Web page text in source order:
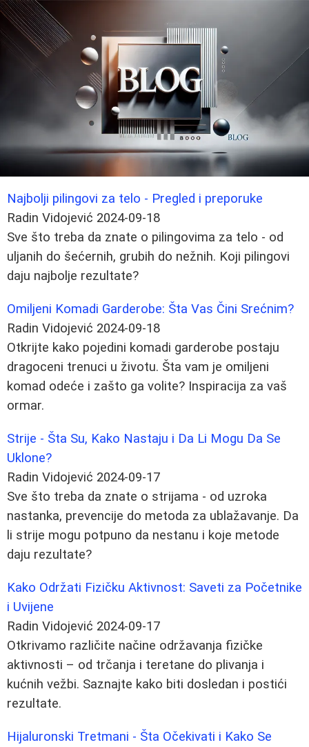
Najbolji pilingovi za telo - Pregled i preporuke
Radin Vidojević 2024-09-18
Sve što treba da znate o pilingovima za telo - od
uljanih do šećernih, grubih do nežnih. Koji pilingovi
daju najbolje rezultate?
Omiljeni Komadi Garderobe: Šta Vas Čini Srećnim?
Radin Vidojević 2024-09-18
Otkrijte kako pojedini komadi garderobe postaju
dragoceni trenuci u životu. Šta vam je omiljeni
komad odeće i zašto ga volite? Inspiracija za vaš
ormar.
Strije - Šta Su, Kako Nastaju i Da Li Mogu Da Se
Uklone?
Radin Vidojević 2024-09-17
Sve što treba da znate o strijama - od uzroka
nastanka, prevencije do metoda za ublažavanje. Da
li strije mogu potpuno da nestanu i koje metode
daju rezultate?
Kako Održati Fizičku Aktivnost: Saveti za Početnike
i Uvijene
Radin Vidojević 2024-09-17
Otkrivamo različite načine održavanja fizičke
aktivnosti – od trčanja i teretane do plivanja i
kućnih vežbi. Saznajte kako biti dosledan i postići
rezultate.
Hijaluronski Tretmani - Šta Očekivati i Kako Se